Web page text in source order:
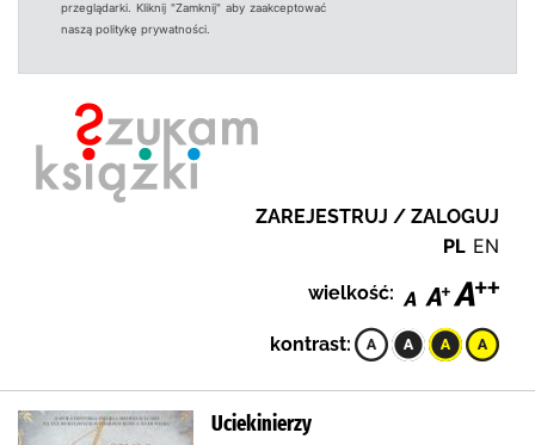
przeglądarki. Kliknij "Zamknij" aby zaakceptować
naszą politykę prywatności.
ZAREJESTRUJ / ZALOGUJ
PL EN
wielkość:
kontrast:
Uciekinierzy